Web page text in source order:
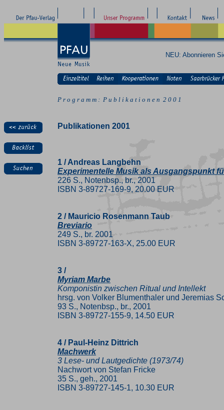
NEU: Abonnieren
P r o g r a m m : P u b l i k a t i o n e n 2 0 0 1
Publikationen 2001
1 / Andreas Langbehn
Experimentelle Musik als Ausgangspunkt
226 S., Notenbsp., br., 2001
ISBN 3-89727-169-9, 20.00 EUR
2 / Mauricio Rosenmann Taub
Breviario
249 S., br. 2001
ISBN 3-89727-163-X, 25.00 EUR
3 /
Myriam Marbe
Komponistin zwischen Ritual und Intellekt
hrsg. von Volker Blumenthaler und Jeremias
93 S., Notenbsp., br., 2001
ISBN 3-89727-155-9, 14.50 EUR
4 / Paul-Heinz Dittrich
Machwerk
3 Lese- und Lautgedichte (1973/74)
Nachwort von Stefan Fricke
35 S., geh., 2001
ISBN 3-89727-145-1, 10.30 EUR